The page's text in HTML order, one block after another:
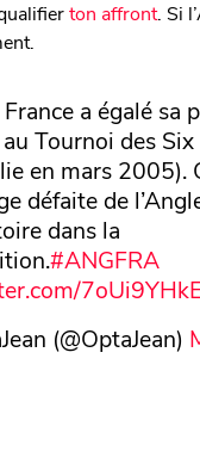
ton affront. Si
a égalé sa
Tournoi des
en mars 2005).
défaite de
dans la
#ANGFRA
(@OptaJean)